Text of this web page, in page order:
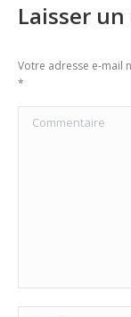
Laisser
Votre adresse e-mail
*
Commentaire